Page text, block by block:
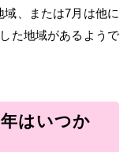
、または7月は他に
た地域があるようで
はいつか